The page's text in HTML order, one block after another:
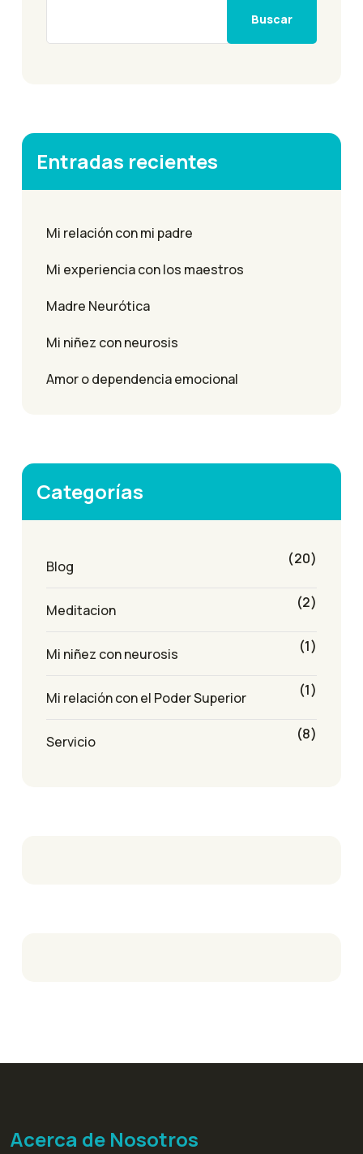
Buscar
Entradas recientes
Mi relación con mi padre
Mi experiencia con los maestros
Madre Neurótica
Mi niñez con neurosis
Amor o dependencia emocional
Categorías
Blog (20)
Meditacion (2)
Mi niñez con neurosis (1)
Mi relación con el Poder Superior (1)
Servicio (8)
Acerca de Nosotros